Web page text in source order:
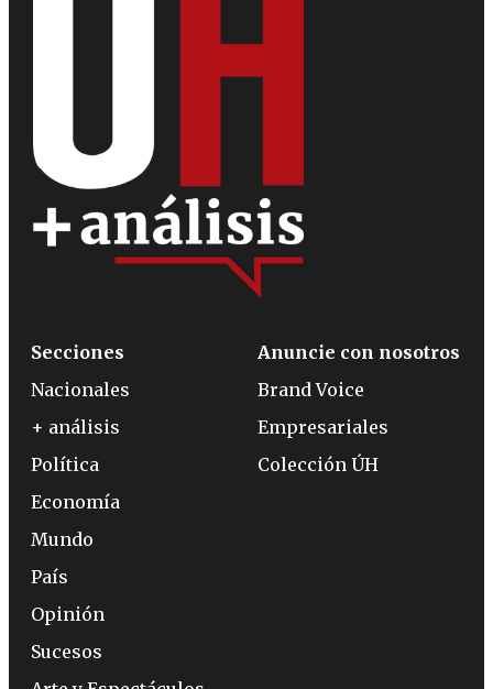
Secciones
Nacionales
+ análisis
Política
Economía
Mundo
País
Opinión
Sucesos
Anuncie con nosotros
Brand Voice
Empresariales
Colección ÚH